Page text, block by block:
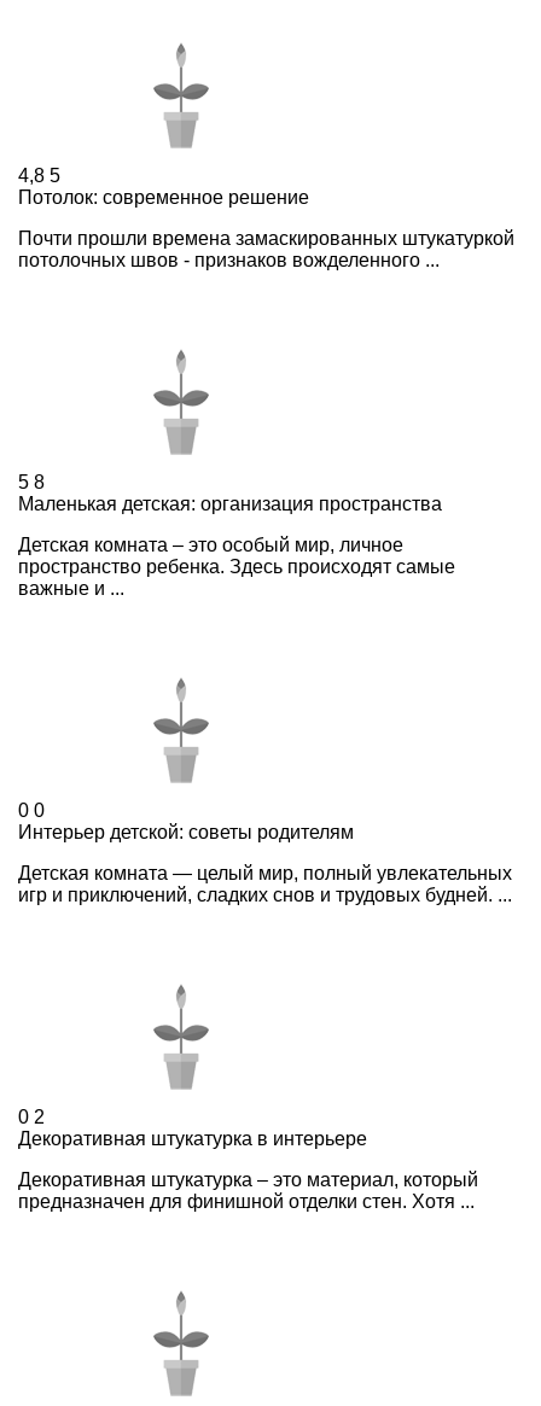
4,8 5
Потолок: современное решение
Почти прошли времена замаскированных штукатуркой
потолочных швов - признаков вожделенного ...
5 8
Маленькая детская: организация пространства
Детская комната – это особый мир, личное
пространство ребенка. Здесь происходят самые
важные и ...
0 0
Интерьер детской: советы родителям
Детская комната — целый мир, полный увлекательных
игр и приключений, сладких снов и трудовых будней. ...
0 2
Декоративная штукатурка в интерьере
Декоративная штукатурка – это материал, который
предназначен для финишной отделки стен. Хотя ...